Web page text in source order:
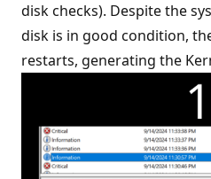
disk checks). Despite the
disk is in good condition,
restarts, generating the